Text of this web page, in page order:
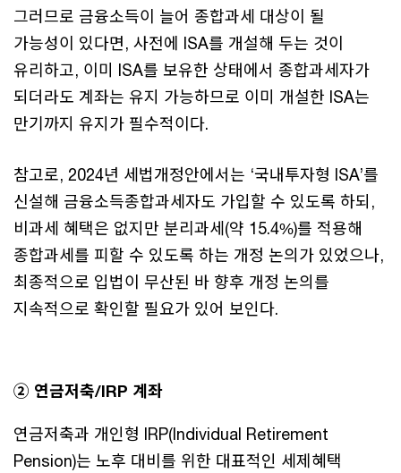
그러므로 금융소득이 늘어 종합과세 대상이 될
가능성이 있다면, 사전에 ISA를 개설해 두는 것이
유리하고, 이미 ISA를 보유한 상태에서 종합과세자가
되더라도 계좌는 유지 가능하므로 이미 개설한 ISA는
만기까지 유지가 필수적이다.
참고로, 2024년 세법개정안에서는 ‘국내투자형 ISA’를
신설해 금융소득종합과세자도 가입할 수 있도록 하되,
비과세 혜택은 없지만 분리과세(약 15.4%)를 적용해
종합과세를 피할 수 있도록 하는 개정 논의가 있었으나,
최종적으로 입법이 무산된 바 향후 개정 논의를
지속적으로 확인할 필요가 있어 보인다.
② 연금저축/IRP 계좌
연금저축과 개인형 IRP(Individual Retirement
Pension)는 노후 대비를 위한 대표적인 세제혜택